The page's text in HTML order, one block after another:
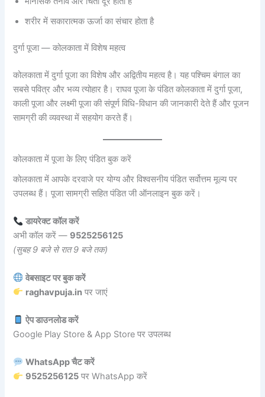
शरीर में सकारात्मक ऊर्जा का संचार होता है
दुर्गा पूजा — कोलकाता में विशेष महत्व
कोलकाता में दुर्गा पूजा का विशेष और अद्वितीय महत्व है। यह पश्चिम बंगाल का
सबसे पवित्र और भव्य त्योहार है। राघव पूजा के पंडित कोलकाता में दुर्गा पूजा,
काली पूजा और लक्ष्मी पूजा की संपूर्ण विधि-विधान की जानकारी देते हैं और पूजन
सामग्री की व्यवस्था में सहयोग करते हैं।
कोलकाता में पूजा के लिए पंडित बुक करें
कोलकाता में आपके दरवाजे पर योग्य और विश्वसनीय पंडित सर्वोत्तम मूल्य पर
उपलब्ध हैं। पूजा सामग्री सहित पंडित जी ऑनलाइन बुक करें।
डायरेक्ट कॉल करें
अभी कॉल करें — 9525256125
(सुबह 9 बजे से रात 9 बजे तक)
वेबसाइट पर बुक करें
raghavpuja.in पर जाएं
ऐप डाउनलोड करें
Google Play Store & App Store पर उपलब्ध
WhatsApp चैट करें
9525256125 पर WhatsApp करें